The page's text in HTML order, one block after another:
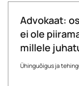
Advokaat:
ei ole
millele
Ühinguõigus ja